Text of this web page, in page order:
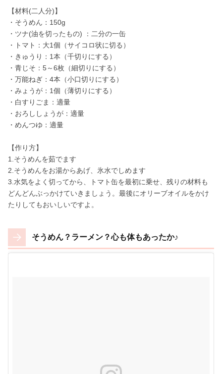
【材料(二人分)】
・そうめん：150g
・ツナ(油を切ったもの) ：二分の一缶
・トマト：大1個（サイコロ状に切る）
・きゅうり：1本（千切りにする）
・青じそ：5～6枚（細切りにする）
・万能ねぎ：4本（小口切りにする）
・みょうが：1個（薄切りにする）
・白すりごま：適量
・おろししょうが：適量
・めんつゆ：適量
【作り方】
1.そうめんを茹でます
2.そうめんをお湯からあげ、氷水でしめます
3.水気をよく切ってから、トマト缶を最初に乗せ、残りの材料も
どんどんぶっかけていきましょう。最後にオリーブオイルをかけ
たりしてもおいしいですよ。
そうめん？ラーメン？心も体もあったか♪